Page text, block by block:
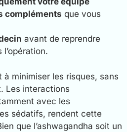
compléments que vous
avant de reprendre
l’opération.
minimiser les risques, sans
Les interactions
avec les
sédatifs, rendent cette
que l’ashwagandha soit un